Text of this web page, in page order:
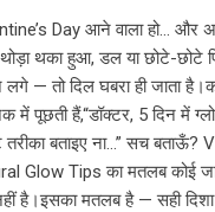
Day आने वाला हो… और
थोड़ा थका हुआ, डल या छोटे-छोटे
लगे — तो दिल घबरा ही जाता
में पूछती हैं,“डॉक्टर, 5 दिन में
बताइए ना…” सच बताऊँ?
Glow Tips का मतलब कोई
है।इसका मतलब है — सही